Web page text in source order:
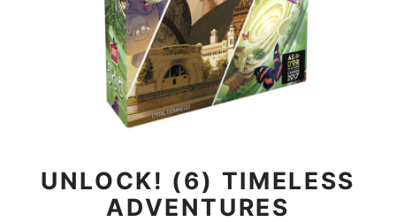
UNLOCK! (6) TIMELESS
ADVENTURES